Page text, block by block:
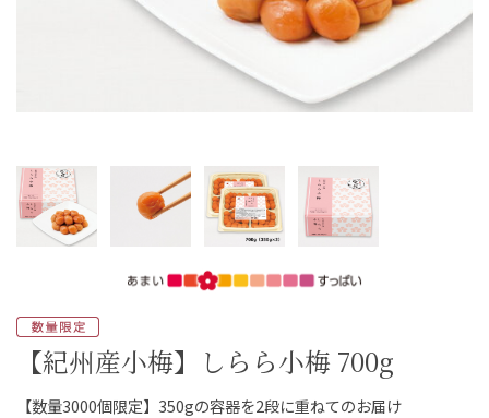
配送について ギフトサービス
0120-12-2486
休業日：日曜・祝日／土曜は不定休
【紀州産小梅】しらら小梅 700g
【数量3000個限定】350gの容器を2段に重ねてのお届け